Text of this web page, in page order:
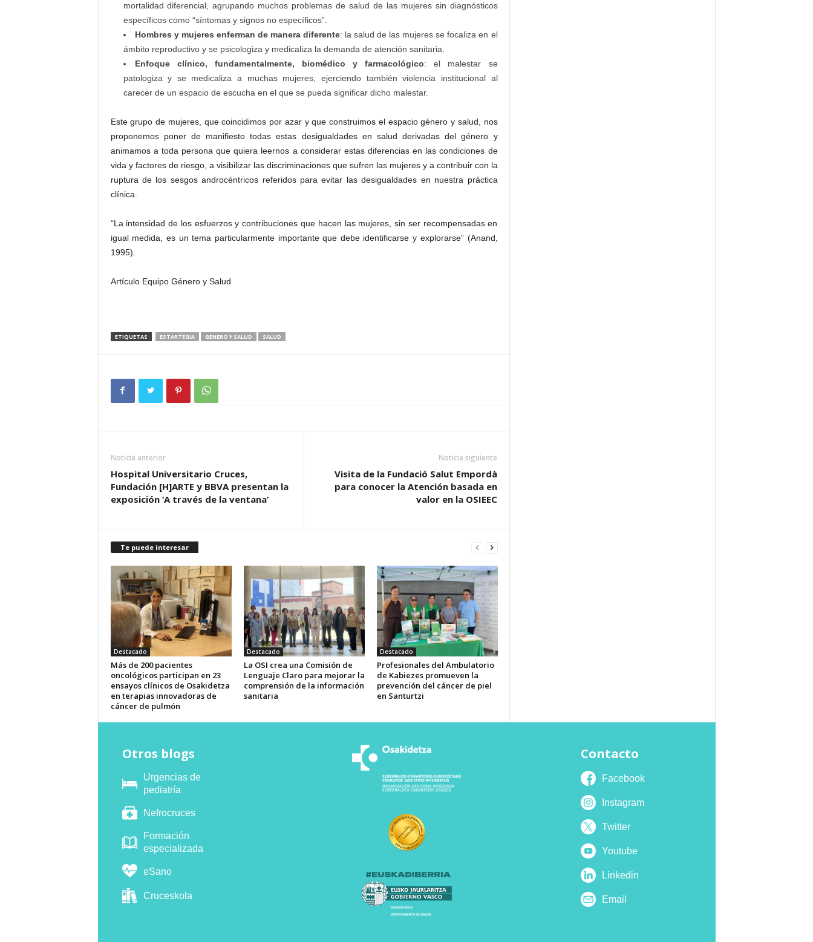
mortalidad diferencial, agrupando muchos problemas de salud de las mujeres sin diagnósticos
específicos como “síntomas y signos no específicos”.
Hombres y mujeres enferman de manera diferente: la salud de las mujeres se focaliza en el
ámbito reproductivo y se psicologiza y medicaliza la demanda de atención sanitaria.
Enfoque clínico, fundamentalmente, biomédico y farmacológico: el malestar se
patologiza y se medicaliza a muchas mujeres, ejerciendo también violencia institucional al
carecer de un espacio de escucha en el que se pueda significar dicho malestar.
Este grupo de mujeres, que coincidimos por azar y que construimos el espacio género y salud, nos
proponemos poner de manifiesto todas estas desigualdades en salud derivadas del género y
animamos a toda persona que quiera leernos a considerar estas diferencias en las condiciones de
vida y factores de riesgo, a visibilizar las discriminaciones que sufren las mujeres y a contribuir con la
ruptura de los sesgos androcéntricos referidos para evitar las desigualdades en nuestra práctica
clínica.
“La intensidad de los esfuerzos y contribuciones que hacen las mujeres, sin ser recompensadas en
igual medida, es un tema particularmente importante que debe identificarse y explorarse” (Anand,
1995).
Artículo Equipo Género y Salud
ETIQUETAS ESTARTEGIA GENERO Y SALUD SALUD
Noticia anterior
Hospital Universitario Cruces,
Fundación [H]ARTE y BBVA presentan la
exposición ‘A través de la ventana’
Noticia siguiente
Visita de la Fundació Salut Empordà
para conocer la Atención basada en
valor en la OSIEEC
Te puede interesar
Destacado
Más de 200 pacientes
oncológicos participan en 23
ensayos clínicos de Osakidetza
en terapias innovadoras de
cáncer de pulmón
Destacado
La OSI crea una Comisión de
Lenguaje Claro para mejorar la
comprensión de la información
sanitaria
Destacado
Profesionales del Ambulatorio
de Kabiezes promueven la
prevención del cáncer de piel
en Santurtzi
Otros blogs
Urgencias de
pediatría
Nefrocruces
Formación
especializada
eSano
Cruceskola
Contacto
Facebook
Instagram
Twitter
Youtube
Linkedin
Email